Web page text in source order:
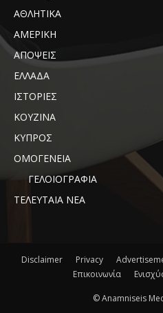
ΑΘΛΗΤΙΚΑ
ΑΜΕΡΙΚΗ
ΑΠΟΨΕΙΣ
ΕΛΛΑΔΑ
ΙΣΤΟΡΙΕΣ
ΚΟΥΖΙΝΑ
ΚΥΠΡΟΣ
ΟΜΟΓΕΝΕΙΑ
ΓΕΛΟΙΟΓΡΑΦΙΑ
ΤΕΛΕΥΤΑΙΑ ΝΕΑ
Disclaimer Privacy
Επικοινωνία
© Anamniseis